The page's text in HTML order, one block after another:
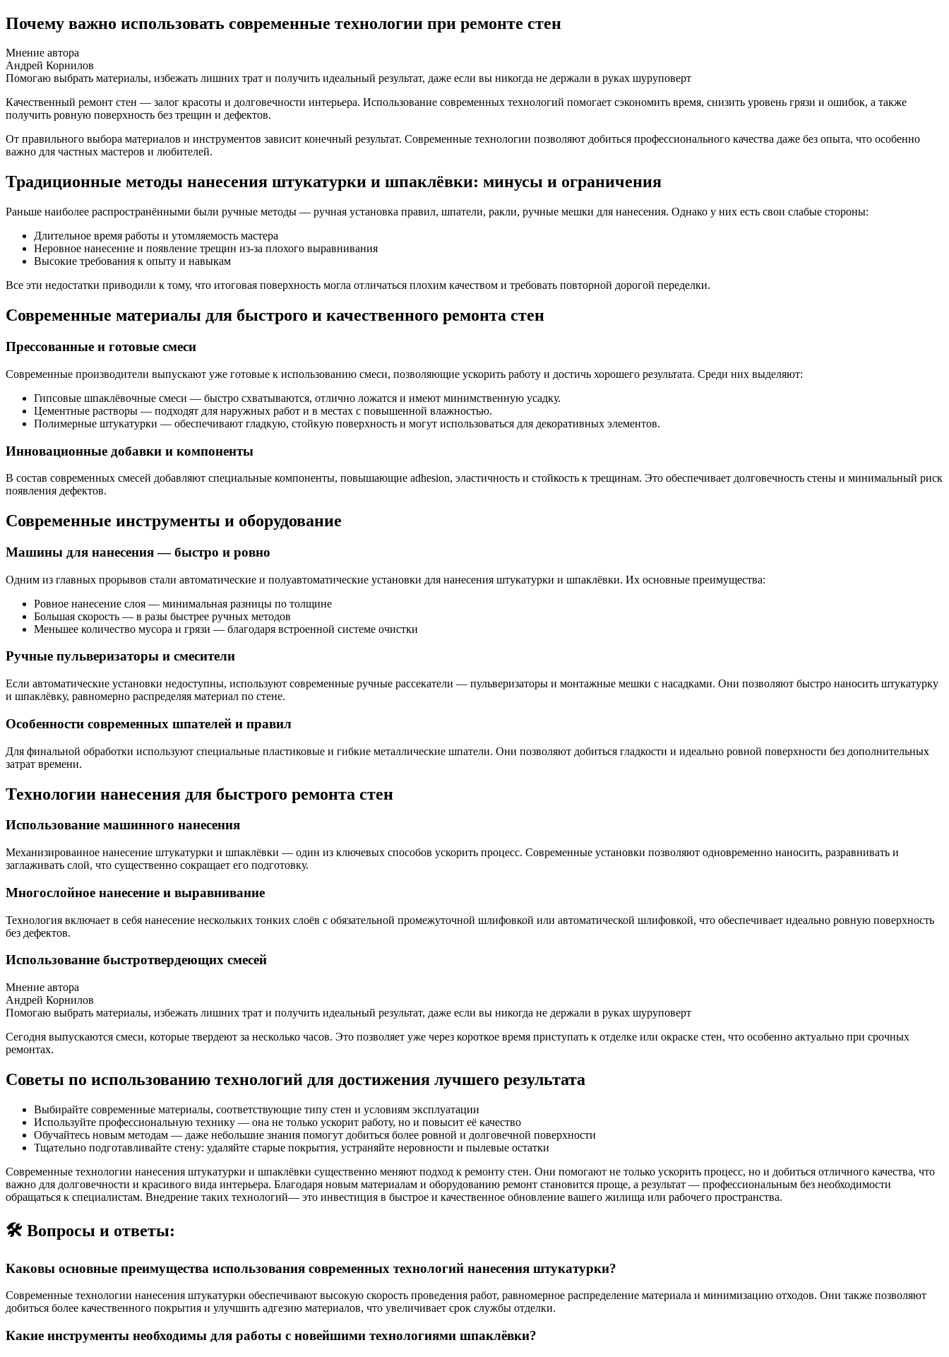
Почему важно использовать современные технологии при ремонте стен
Мнение автора
Андрей Корнилов
Помогаю выбрать материалы, избежать лишних трат и получить идеальный результат, даже если вы никогда не держали в руках шуруповерт
Качественный ремонт стен — залог красоты и долговечности интерьера. Использование современных технологий помогает сэкономить время, снизить уровень грязи и ошибок, а также
получить ровную поверхность без трещин и дефектов.
От правильного выбора материалов и инструментов зависит конечный результат. Современные технологии позволяют добиться профессионального качества даже без опыта, что особенно
важно для частных мастеров и любителей.
Традиционные методы нанесения штукатурки и шпаклёвки: минусы и ограничения
Раньше наиболее распространёнными были ручные методы — ручная установка правил, шпатели, ракли, ручные мешки для нанесения. Однако у них есть свои слабые стороны:
Длительное время работы и утомляемость мастера
Неровное нанесение и появление трещин из-за плохого выравнивания
Высокие требования к опыту и навыкам
Все эти недостатки приводили к тому, что итоговая поверхность могла отличаться плохим качеством и требовать повторной дорогой переделки.
Современные материалы для быстрого и качественного ремонта стен
Прессованные и готовые смеси
Современные производители выпускают уже готовые к использованию смеси, позволяющие ускорить работу и достичь хорошего результата. Среди них выделяют:
Гипсовые шпаклёвочные смеси — быстро схватываются, отлично ложатся и имеют минимственную усадку.
Цементные растворы — подходят для наружных работ и в местах с повышенной влажностью.
Полимерные штукатурки — обеспечивают гладкую, стойкую поверхность и могут использоваться для декоративных элементов.
Инновационные добавки и компоненты
В состав современных смесей добавляют специальные компоненты, повышающие adhesion, эластичность и стойкость к трещинам. Это обеспечивает долговечность стены и минимальный риск
появления дефектов.
Современные инструменты и оборудование
Машины для нанесения — быстро и ровно
Одним из главных прорывов стали автоматические и полуавтоматические установки для нанесения штукатурки и шпаклёвки. Их основные преимущества:
Ровное нанесение слоя — минимальная разницы по толщине
Большая скорость — в разы быстрее ручных методов
Меньшее количество мусора и грязи — благодаря встроенной системе очистки
Ручные пульверизаторы и смесители
Если автоматические установки недоступны, используют современные ручные рассекатели — пульверизаторы и монтажные мешки с насадками. Они позволяют быстро наносить штукатурку
и шпаклёвку, равномерно распределяя материал по стене.
Особенности современных шпателей и правил
Для финальной обработки используют специальные пластиковые и гибкие металлические шпатели. Они позволяют добиться гладкости и идеально ровной поверхности без дополнительных
затрат времени.
Технологии нанесения для быстрого ремонта стен
Использование машинного нанесения
Механизированное нанесение штукатурки и шпаклёвки — один из ключевых способов ускорить процесс. Современные установки позволяют одновременно наносить, разравнивать и
заглаживать слой, что существенно сокращает его подготовку.
Многослойное нанесение и выравнивание
Технология включает в себя нанесение нескольких тонких слоёв с обязательной промежуточной шлифовкой или автоматической шлифовкой, что обеспечивает идеально ровную поверхность
без дефектов.
Использование быстротвердеющих смесей
Мнение автора
Андрей Корнилов
Помогаю выбрать материалы, избежать лишних трат и получить идеальный результат, даже если вы никогда не держали в руках шуруповерт
Сегодня выпускаются смеси, которые твердеют за несколько часов. Это позволяет уже через короткое время приступать к отделке или окраске стен, что особенно актуально при срочных
ремонтах.
Советы по использованию технологий для достижения лучшего результата
Выбирайте современные материалы, соответствующие типу стен и условиям эксплуатации
Используйте профессиональную технику — она не только ускорит работу, но и повысит её качество
Обучайтесь новым методам — даже небольшие знания помогут добиться более ровной и долговечной поверхности
Тщательно подготавливайте стену: удаляйте старые покрытия, устраняйте неровности и пылевые остатки
Современные технологии нанесения штукатурки и шпаклёвки существенно меняют подход к ремонту стен. Они помогают не только ускорить процесс, но и добиться отличного качества, что
важно для долговечности и красивого вида интерьера. Благодаря новым материалам и оборудованию ремонт становится проще, а результат — профессиональным без необходимости
обращаться к специалистам. Внедрение таких технологий— это инвестиция в быстрое и качественное обновление вашего жилища или рабочего пространства.
🛠️ Вопросы и ответы:
Каковы основные преимущества использования современных технологий нанесения штукатурки?
Современные технологии нанесения штукатурки обеспечивают высокую скорость проведения работ, равномерное распределение материала и минимизацию отходов. Они также позволяют
добиться более качественного покрытия и улучшить адгезию материалов, что увеличивает срок службы отделки.
Какие инструменты необходимы для работы с новейшими технологиями шпаклёвки?